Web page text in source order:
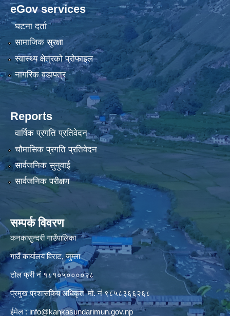
eGov services
घटना दर्ता
सामाजिक सुरक्षा
स्वास्थ्य क्षेत्रको प्रोफाइल
नागरिक वडापत्र
Reports
वार्षिक प्रगति प्रतिवेदन
चौमासिक प्रगति प्रतिवेदन
सार्वजनिक सुनुवाई
सार्वजनिक परीक्षण
सम्पर्क विवरण
कनकासुन्दरी गाउँपालिका
गाउँ कार्यालय विराट, जुम्ला
टोल फ्री नं १८१०५००००२८
प्रमुख प्रशासकिय अधिकृत मो. नं ९८५८३६६२६८
ईमेल :info@kankasundarimun.gov.np